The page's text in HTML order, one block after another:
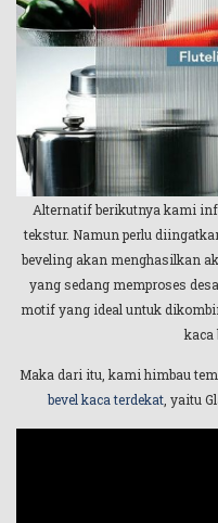
Alternatif berikutnya kami
tekstur. Namun perlu
beveling akan menghasilkan
yang sedang memproses
motif yang ideal untuk
kaca
Maka dari itu, kami himbau
bevel kaca terdekat, yaitu